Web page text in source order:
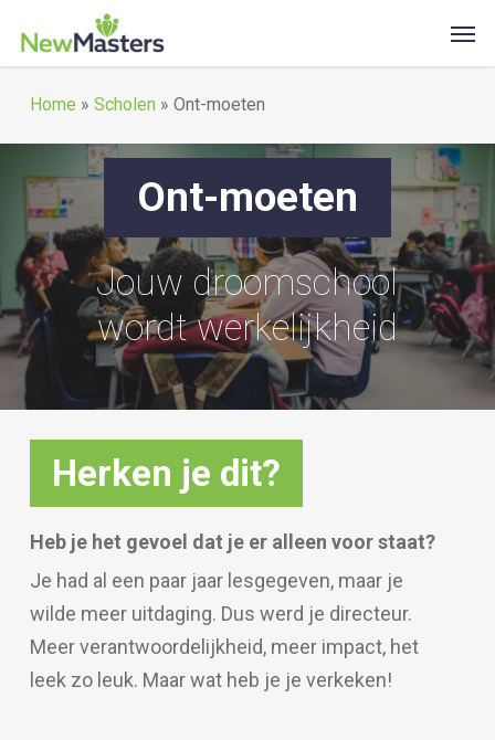
contentHome » Scholen » Ont-moeten
Ont-moeten
Jouw droomschool
wordt werkelijkheid
Herken je dit?
Heb je het gevoel dat je er alleen voor staat?
Je had al een paar jaar lesgegeven, maar je
wilde meer uitdaging. Dus werd je directeur.
Meer verantwoordelijkheid, meer impact, het
leek zo leuk. Maar wat heb je je verkeken!